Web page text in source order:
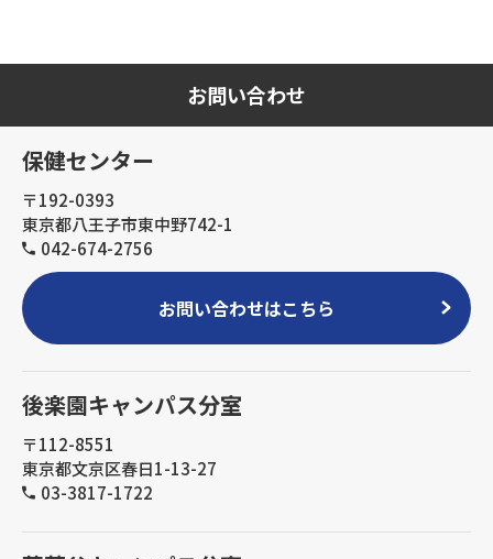
お問い合わせ
保健センター
〒192-0393
東京都八王子市東中野742-1
042-674-2756
お問い合わせはこちら
後楽園キャンパス分室
〒112-8551
東京都文京区春日1-13-27
03-3817-1722